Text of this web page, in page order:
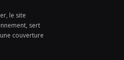
le site
sert
couverture